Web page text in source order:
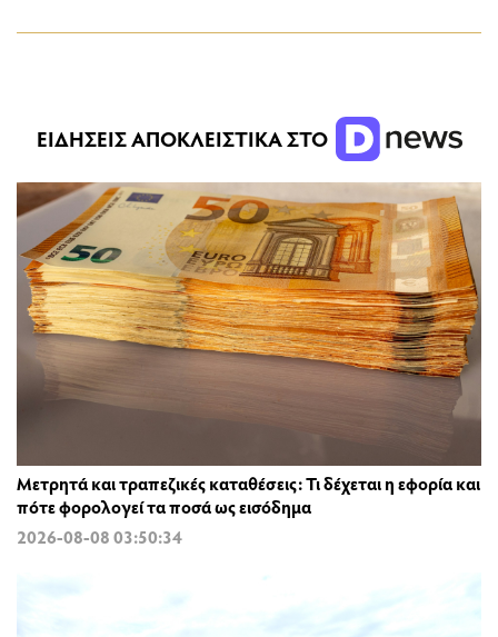
ΕΙΔΗΣΕΙΣ ΑΠΟΚΛΕΙΣΤΙΚΑ ΣΤΟ
Μετρητά και τραπεζικές καταθέσεις: Τι δέχεται η εφορία και
πότε φορολογεί τα ποσά ως εισόδημα
2026-08-08 03:50:34